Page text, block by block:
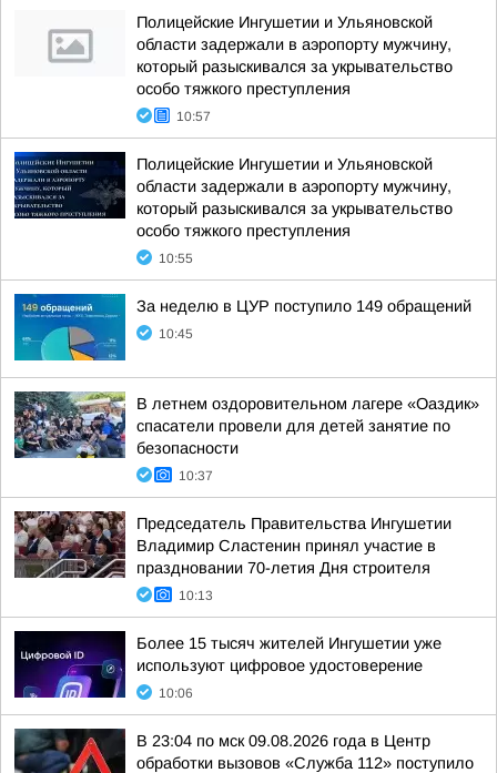
Полицейские Ингушетии и Ульяновской
области задержали в аэропорту мужчину,
который разыскивался за укрывательство
особо тяжкого преступления
10:57
Полицейские Ингушетии и Ульяновской
области задержали в аэропорту мужчину,
который разыскивался за укрывательство
особо тяжкого преступления
10:55
За неделю в ЦУР поступило 149 обращений
10:45
В летнем оздоровительном лагере «Оаздик»
спасатели провели для детей занятие по
безопасности
10:37
Председатель Правительства Ингушетии
Владимир Сластенин принял участие в
праздновании 70-летия Дня строителя
10:13
Более 15 тысяч жителей Ингушетии уже
используют цифровое удостоверение
10:06
В 23:04 по мск 09.08.2026 года в Центр
обработки вызовов «Служба 112» поступило